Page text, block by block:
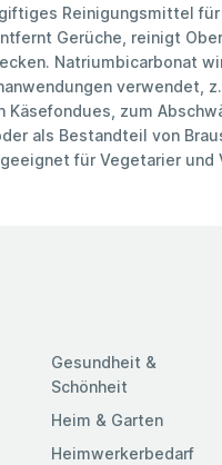
Reinigungsmittel für
Gerüche, reinigt
Natriumbicarbonat
verwendet,
Käsefondues, zum
als Bestandteil von
für Vegetarier und
Gesundheit &
Schönheit
Heim & Garten
Heimwerkerbedarf